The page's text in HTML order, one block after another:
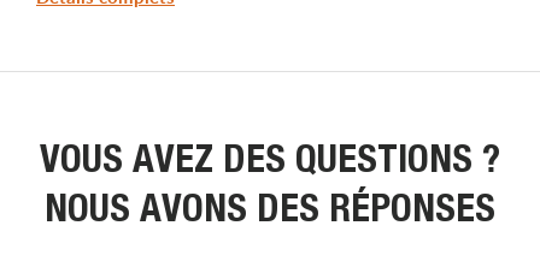
VOUS AVEZ DES QUESTIONS ?
NOUS AVONS DES RÉPONSES